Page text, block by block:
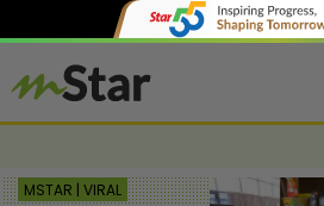
MSTAR | VIRAL